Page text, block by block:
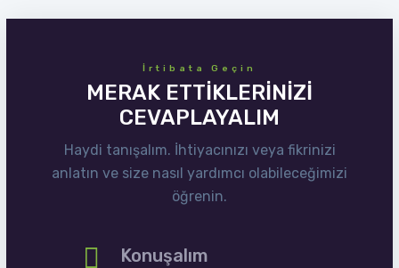
İrtibata Geçin
MERAK ETTİKLERİNİZİ
CEVAPLAYALIM
Haydi tanışalım. İhtiyacınızı veya fikrinizi
anlatın ve size nasıl yardımcı olabileceğimizi
öğrenin.
Konuşalım